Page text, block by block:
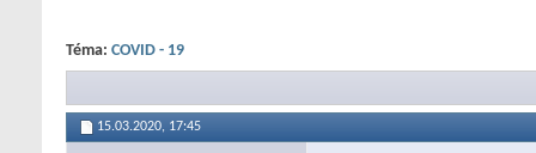
Téma: COVID - 19
15.03.2020, 17:45